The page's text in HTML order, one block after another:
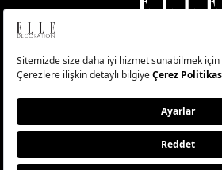
© Big Medya Teknoloji A.Ş.
Caddesi No:27/1
Aydınlatma Metni
Copyright © 2026 - Tüm